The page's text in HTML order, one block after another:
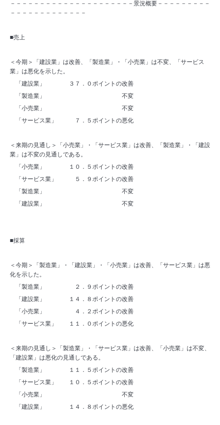
－－－－－－－－－－－－－－－－－－－－－景況概要－－－－－－－－－
－－－－－－－－－－－－－
■売上
＜今期＞「建設業」は改善、「製造業」・「小売業」は不変、「サービス
業」は悪化を示した。
「建設業」 ３７．０ポイントの改善
「製造業」 不変
「小売業」 不変
「サービス業」 ７．５ポイントの悪化
＜来期の見通し＞「小売業」・「サービス業」は改善、「製造業」・「建設
業」は不変の見通しである。
「小売業」 １０．５ポイントの改善
「サービス業」 ５．９ポイントの改善
「製造業」 不変
「建設業」 不変
■採算
＜今期＞「製造業」・「建設業」・「小売業」は改善、「サービス業」は悪
化を示した。
「製造業」 ２．９ポイントの改善
「建設業」 １４．８ポイントの改善
「小売業」 ４．２ポイントの改善
「サービス業」 １１．０ポイントの悪化
＜来期の見通し＞「製造業」・「サービス業」は改善、「小売業」は不変、
「建設業」は悪化の見通しである。
「製造業」 １１．５ポイントの改善
「サービス業」 １０．５ポイントの改善
「小売業」 不変
「建設業」 １４．８ポイントの悪化